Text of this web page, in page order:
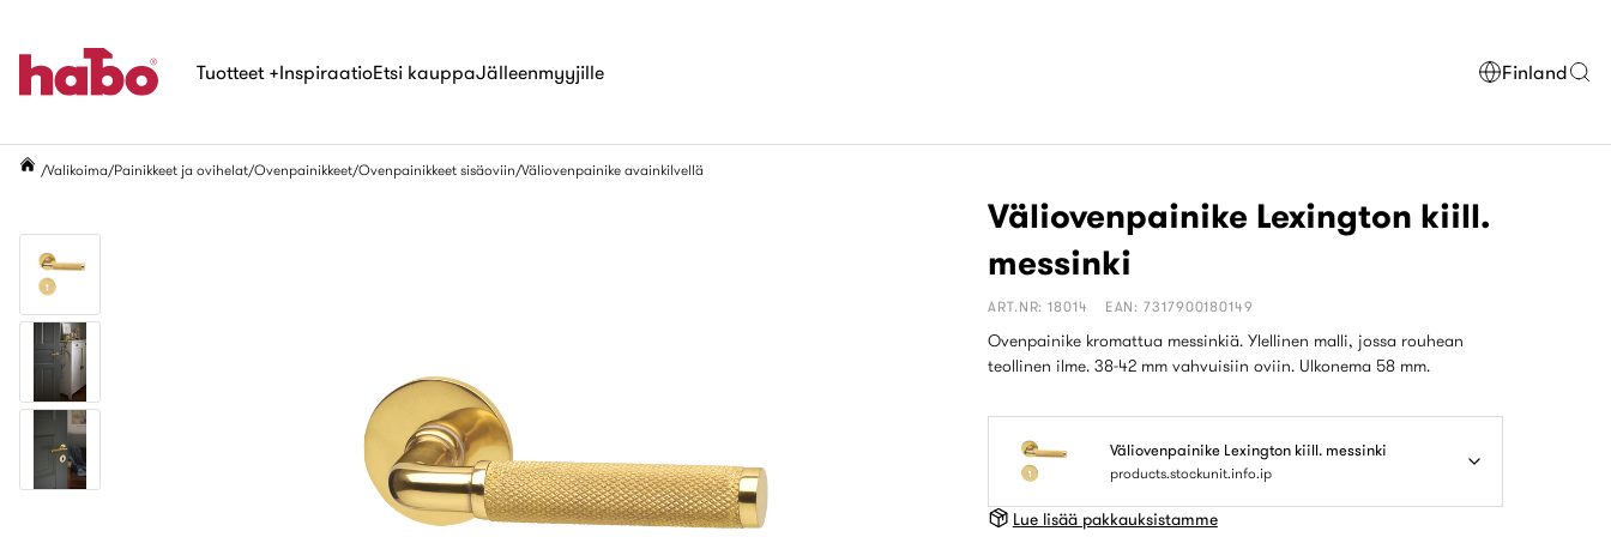
Tuotteet +InspiraatioEtsi kauppaJälleenmyyjille Finland
Valikoima Painikkeet ja ovihelat Ovenpainikkeet Ovenpainikkeet sisäoviin Väliovenpainike avainkilvellä
Väliovenpainike Lexington kiill.
messinki
ART.NR: 18014 EAN: 7317900180149
Ovenpainike kromattua messinkiä. Ylellinen malli, jossa rouhean
teollinen ilme. 38-42 mm vahvuisiin oviin. Ulkonema 58 mm.
Väliovenpainike Lexington kiill. messinki
products.stockunit.info.ip
Lue lisää pakkauksistamme